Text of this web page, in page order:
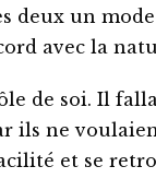
deux un
avec la
de soi. Il
ils ne
et se